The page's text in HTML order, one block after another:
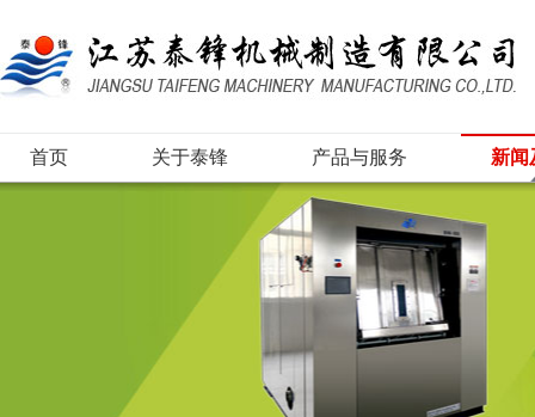
首页 关于泰锋 产品与服务 新闻